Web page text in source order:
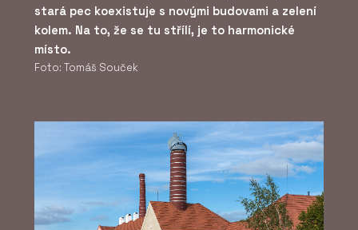
stará pec koexistuje s novými budovami a zelení
kolem. Na to, že se tu střílí, je to harmonické
místo.
Foto: Tomáš Souček